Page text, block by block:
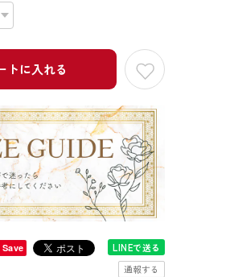
トに入れる
Save
LINEで送る
通報する